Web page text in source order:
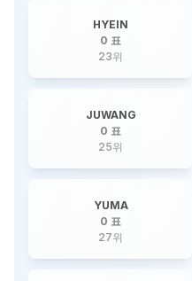
HYEIN
0 표
23위
JUWANG
0 표
25위
YUMA
0 표
27위